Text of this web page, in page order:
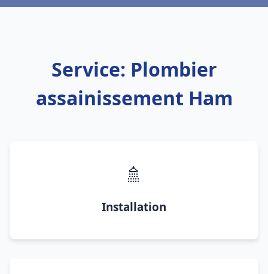
Service: Plombier
assainissement Ham
🚿
Installation